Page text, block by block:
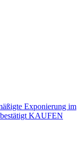
Exponierung im
KAUFEN